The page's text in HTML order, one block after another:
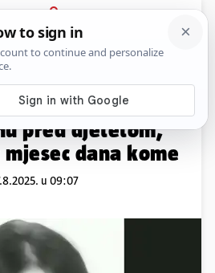
PRIJAVA
News Komentari
Muškarac
pred djetetom,
dana kome
u 09:07